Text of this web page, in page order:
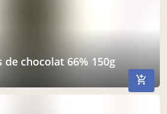
de chocolat 66% 150g